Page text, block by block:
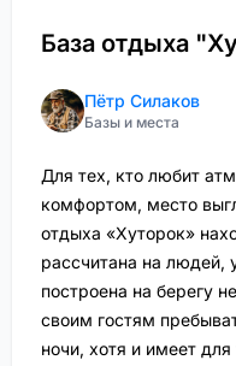
База отдыха
Пётр Силаков
Базы и места
Для тех, кто любит
комфортом, место
отдыха «Хуторок»
рассчитана на людей,
построена на берегу
своим гостям
ночи, хотя и имеет